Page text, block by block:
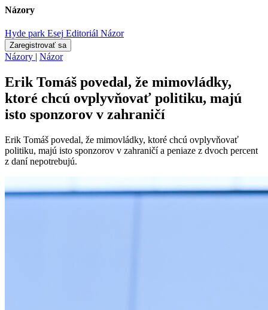
Názory
Hyde park Esej Editoriál Názor
Zaregistrovať sa
Názory | Názor
Erik Tomáš povedal, že mimovládky,
ktoré chcú ovplyvňovať politiku, majú
isto sponzorov v zahraničí
Erik Tomáš povedal, že mimovládky, ktoré chcú ovplyvňovať
politiku, majú isto sponzorov v zahraničí a peniaze z dvoch percent
z daní nepotrebujú.